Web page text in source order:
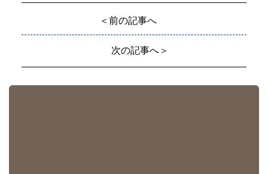
＜前の記事へ
次の記事へ＞